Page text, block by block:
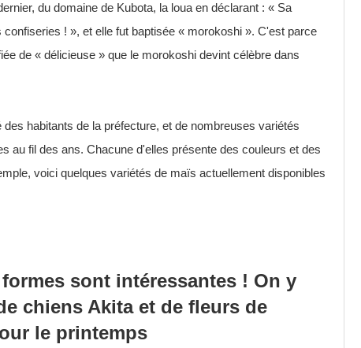
du domaine de Kubota, la loua en déclarant : « Sa
! », et elle fut baptisée « morokoshi ». C'est parce
de « délicieuse » que le morokoshi devint célèbre dans
habitants de la préfecture, et de nombreuses variétés
au fil des ans. Chacune d'elles présente des couleurs et des
voici quelques variétés de maïs actuellement disponibles
sont intéressantes ! On y
chiens Akita et de fleurs de
le printemps